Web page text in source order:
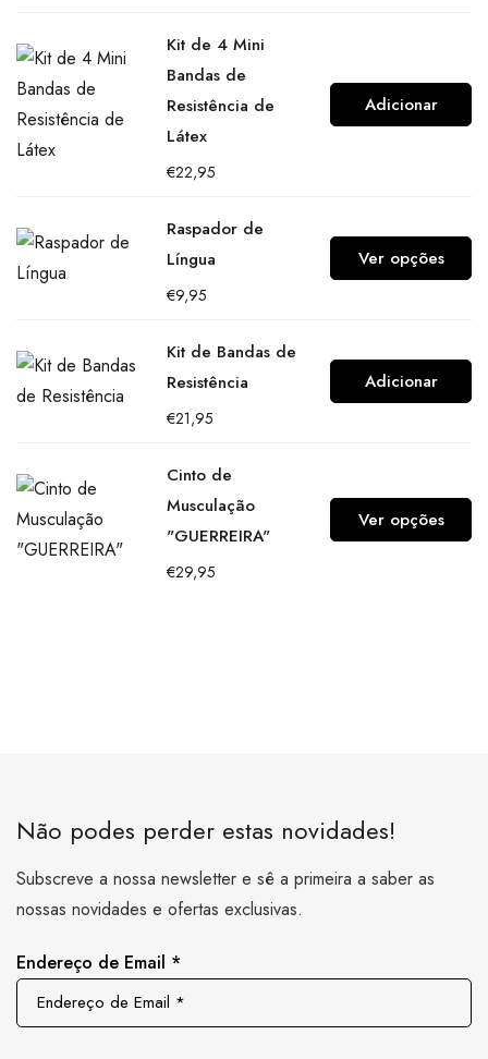
Kit de 4 Mini
Bandas de
Resistência de
Látex
€22,95
Adicionar
Raspador de
Língua
€9,95
Ver opções
Kit de Bandas de
Resistência
€21,95
Adicionar
Cinto de
Musculação
"GUERREIRA"
€29,95
Ver opções
Não podes perder estas novidades!
Subscreve a nossa newsletter e sê a primeira a saber as
nossas novidades e ofertas exclusivas.
Endereço de Email *